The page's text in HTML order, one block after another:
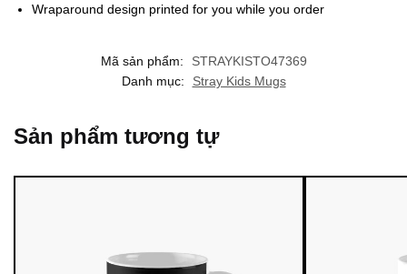
Wraparound design printed for you while you order
Mã sản phẩm:
STRAYKISTO47369
Danh mục:
Stray Kids Mugs
Sản phẩm tương tự